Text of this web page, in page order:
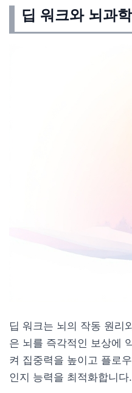
딥 워크와 뇌과학
딥 워크는 뇌의 작동 원리
은 뇌를 즉각적인 보상에
켜 집중력을 높이고 플로
인지 능력을 최적화합니다.